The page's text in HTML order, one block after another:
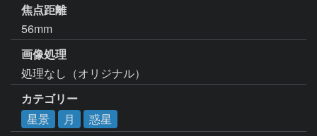
焦点距離
56mm
画像処理
処理なし（オリジナル）
カテゴリー
星景
月
惑星